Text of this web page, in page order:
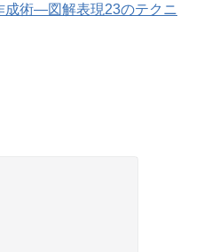
成術―図解表現23のテクニ